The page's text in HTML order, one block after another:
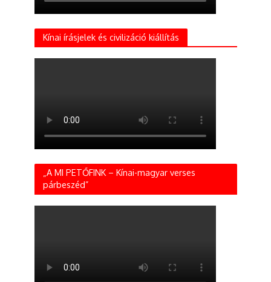
Kínai írásjelek és civilizáció kiállítás
„A MI PETŐFINK – Kínai-magyar verses
párbeszéd”